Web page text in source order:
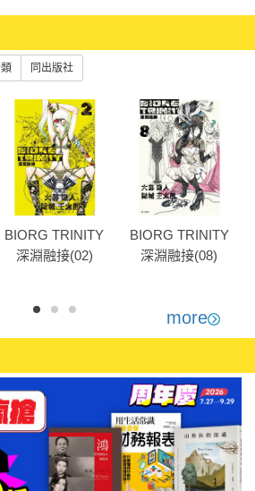
同出版社
BIORG TRINITY
深淵融接(02)
BIORG TRINITY
深淵融接(08)
more